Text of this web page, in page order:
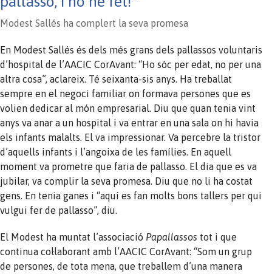
Modest Sallés ha complert la seva promesa
En Modest Sallés és dels més grans dels pallassos voluntaris
d’hospital de l’AACIC CorAvant: “Ho sóc per edat, no per una
altra cosa”, aclareix. Té seixanta-sis anys. Ha treballat
sempre en el negoci familiar on formava persones que es
volien dedicar al món empresarial. Diu que quan tenia vint
anys va anar a un hospital i va entrar en una sala on hi havia
els infants malalts. El va impressionar. Va percebre la tristor
d’aquells infants i l’angoixa de les famílies. En aquell
moment va prometre que faria de pallasso. El dia que es va
jubilar, va complir la seva promesa. Diu que no li ha costat
gens. En tenia ganes i “aquí es fan molts bons tallers per qui
vulgui fer de pallasso”, diu.
El Modest ha muntat l’associació Papallassos tot i que
continua col·laborant amb l’AACIC CorAvant: “Som un grup
de persones, de tota mena, que treballem d’una manera